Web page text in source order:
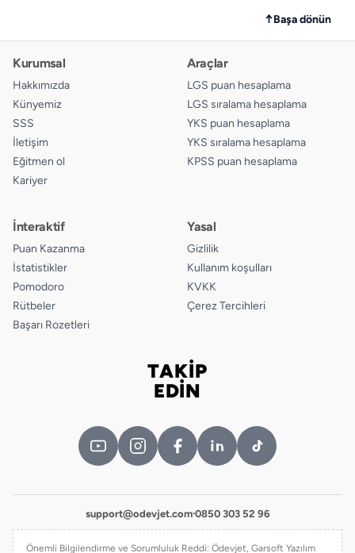
↑Başa dönün
Kurumsal
Hakkımızda
Künyemiz
SSS
İletişim
Eğitmen ol
Kariyer
Araçlar
LGS puan hesaplama
LGS sıralama hesaplama
YKS puan hesaplama
YKS sıralama hesaplama
KPSS puan hesaplama
İnteraktif
Puan Kazanma
İstatistikler
Pomodoro
Rütbeler
Başarı Rozetleri
Yasal
Gizlilik
Kullanım koşulları
KVKK
Çerez Tercihleri
TAKİP
EDİN
support@odevjet.com·0850 303 52 96
Önemli Bilgilendirme ve Sorumluluk Reddi: Ödevjet, Garsoft Yazılım